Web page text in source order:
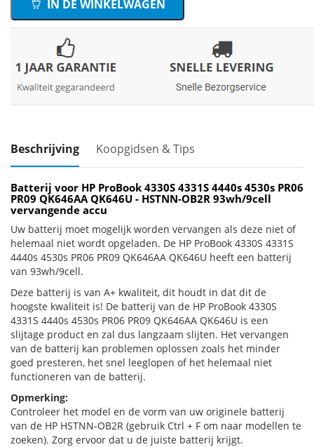
IN DE WINKELWAGEN
Beschrijving Koopgidsen & Tips
Batterij voor HP ProBook 4330S 4331S 4440s 4530s PR06
PR09 QK646AA QK646U - HSTNN-OB2R 93wh/9cell
vervangende accu
Uw batterij moet mogelijk worden vervangen als deze niet of
helemaal niet wordt opgeladen. De HP ProBook 4330S 4331S
4440s 4530s PR06 PR09 QK646AA QK646U heeft een batterij
van 93wh/9cell.
Deze batterij is van A+ kwaliteit, dit houdt in dat dit de
hoogste kwaliteit is! De batterij van de HP ProBook 4330S
4331S 4440s 4530s PR06 PR09 QK646AA QK646U is een
slijtage product en zal dus langzaam slijten. Het vervangen
van de batterij kan problemen oplossen zoals het minder
goed presteren, het snel leeglopen of het helemaal niet
functioneren van de batterij.
Opmerking:
Controleer het model en de vorm van uw originele batterij
van de HP HSTNN-OB2R (gebruik Ctrl + F om naar modellen te
zoeken). Zorg ervoor dat u de juiste batterij krijgt.